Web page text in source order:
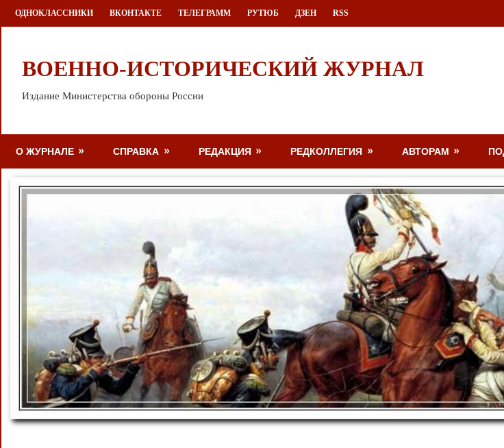
Перейти
к
ОДНОКЛАССНИКИ ВКОНТАКТЕ ТЕЛЕГРАММ РУТЮБ ДЗЕН RSS
ВОЕННО-ИСТОРИЧЕСКИЙ ЖУРНАЛ
Издание Министерства обороны России
О ЖУРНАЛЕ СПРАВКА РЕДАКЦИЯ РЕДКОЛЛЕГИЯ АВТОРАМ